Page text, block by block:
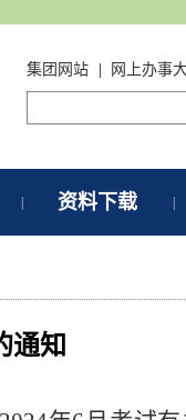
集团网站 网上办事
资料下载
通知